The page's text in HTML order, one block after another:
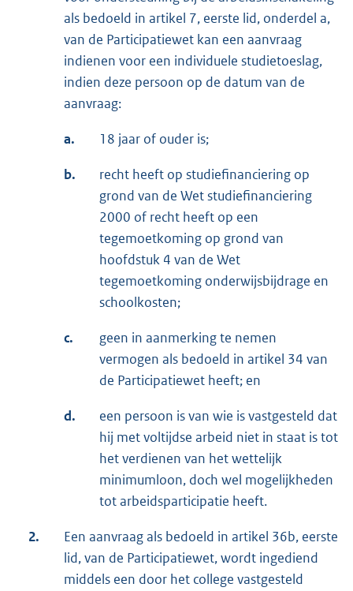
als bedoeld in artikel 7, eerste lid, onderdel a,
van de Participatiewet kan een aanvraag
indienen voor een individuele studietoeslag,
indien deze persoon op de datum van de
aanvraag:
a. 18 jaar of ouder is;
b.
recht heeft op studiefinanciering op
grond van de Wet studiefinanciering
2000 of recht heeft op een
tegemoetkoming op grond van
hoofdstuk 4 van de Wet
tegemoetkoming onderwijsbijdrage en
schoolkosten;
c.
geen in aanmerking te nemen
vermogen als bedoeld in artikel 34 van
de Participatiewet heeft; en
d.
een persoon is van wie is vastgesteld dat
hij met voltijdse arbeid niet in staat is tot
het verdienen van het wettelijk
minimumloon, doch wel mogelijkheden
tot arbeidsparticipatie heeft.
2.
Een aanvraag als bedoeld in artikel 36b, eerste
lid, van de Participatiewet, wordt ingediend
middels een door het college vastgesteld